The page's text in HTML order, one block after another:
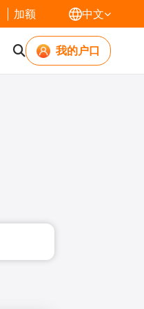
加额 中文
我的户口